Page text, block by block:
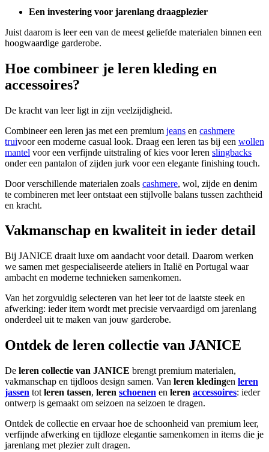
Een investering voor jarenlang draagplezier
Juist daarom is leer een van de meest geliefde materialen binnen een
hoogwaardige garderobe.
Hoe combineer je leren kleding en
accessoires?
De kracht van leer ligt in zijn veelzijdigheid.
Combineer een leren jas met een premium jeans en cashmere
truivoor een moderne casual look. Draag een leren tas bij een wollen
mantel voor een verfijnde uitstraling of kies voor leren slingbacks
onder een pantalon of zijden jurk voor een elegante finishing touch.
Door verschillende materialen zoals cashmere, wol, zijde en denim
te combineren met leer ontstaat een stijlvolle balans tussen zachtheid
en kracht.
Vakmanschap en kwaliteit in ieder detail
Bij JANICE draait luxe om aandacht voor detail. Daarom werken
we samen met gespecialiseerde ateliers in Italië en Portugal waar
ambacht en moderne technieken samenkomen.
Van het zorgvuldig selecteren van het leer tot de laatste steek en
afwerking: ieder item wordt met precisie vervaardigd om jarenlang
onderdeel uit te maken van jouw garderobe.
Ontdek de leren collectie van JANICE
De leren collectie van JANICE brengt premium materialen,
vakmanschap en tijdloos design samen. Van leren kledingen leren
jassen tot leren tassen, leren schoenen en leren accessoires: ieder
ontwerp is gemaakt om seizoen na seizoen te dragen.
Ontdek de collectie en ervaar hoe de schoonheid van premium leer,
verfijnde afwerking en tijdloze elegantie samenkomen in items die je
jarenlang met plezier zult dragen.